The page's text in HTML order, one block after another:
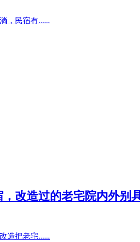
，民宿有......
改造过的老宅院内外别
造把老宅......